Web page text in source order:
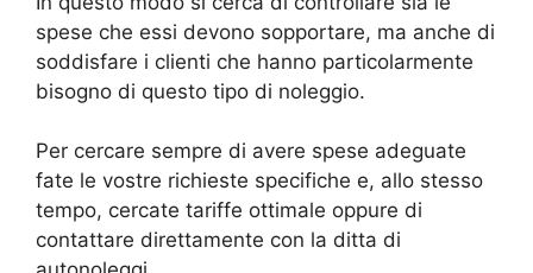
spese che essi devono sopportare, ma anche di
soddisfare i clienti che hanno particolarmente
bisogno di questo tipo di noleggio.
Per cercare sempre di avere spese adeguate
fate le vostre richieste specifiche e, allo stesso
tempo, cercate tariffe ottimale oppure di
contattare direttamente con la ditta di